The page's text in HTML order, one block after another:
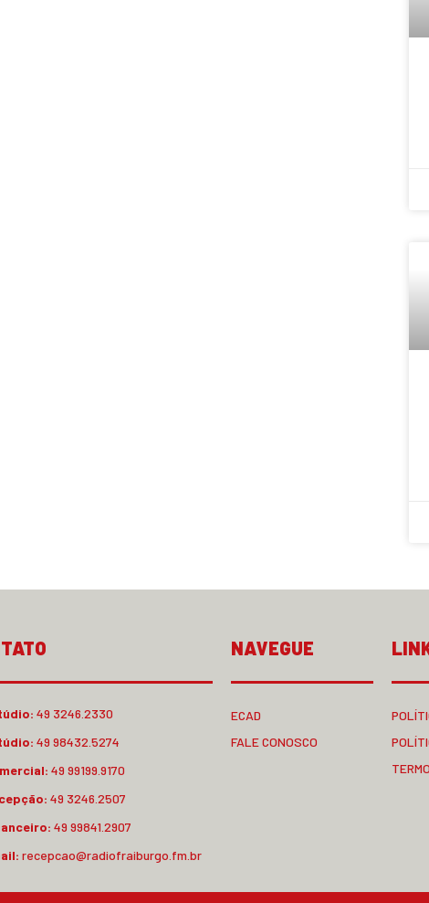
49 3246.2330
49 98432.5274
49 99199.9170
49 3246.2507
49 99841.2907
recepcao@radiofraiburgo.fm.br
NAVEGUE
ECAD
FALE CONOSCO